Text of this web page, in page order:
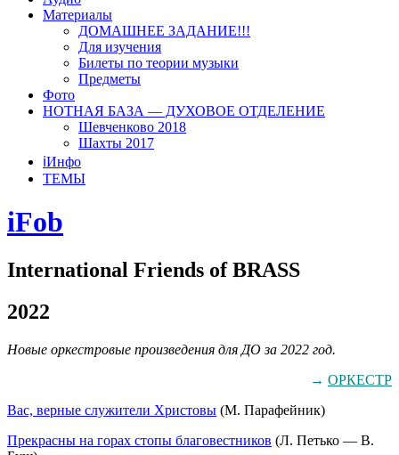
Материалы
ДОМАШНЕЕ ЗАДАНИЕ!!!
Для изучения
Билеты по теории музыки
Предметы
Фото
НОТНАЯ БАЗА — ДУХОВОЕ ОТДЕЛЕНИЕ
Шевченково 2018
Шахты 2017
ℹ️Инфо
ТЕМЫ
iFob
International Friends of BRASS
2022
Новые оркестровые произведения для ДО за 2022 год.
→ ОРКЕСТР
Вас, верные служители Христовы (М. Парафейник)
Прекрасны на горах стопы благовестников (Л. Петько — В.